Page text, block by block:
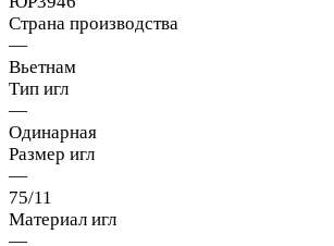
Страна производства
—
Вьетнам
Тип игл
—
Одинарная
Размер игл
—
75/11
Материал игл
—